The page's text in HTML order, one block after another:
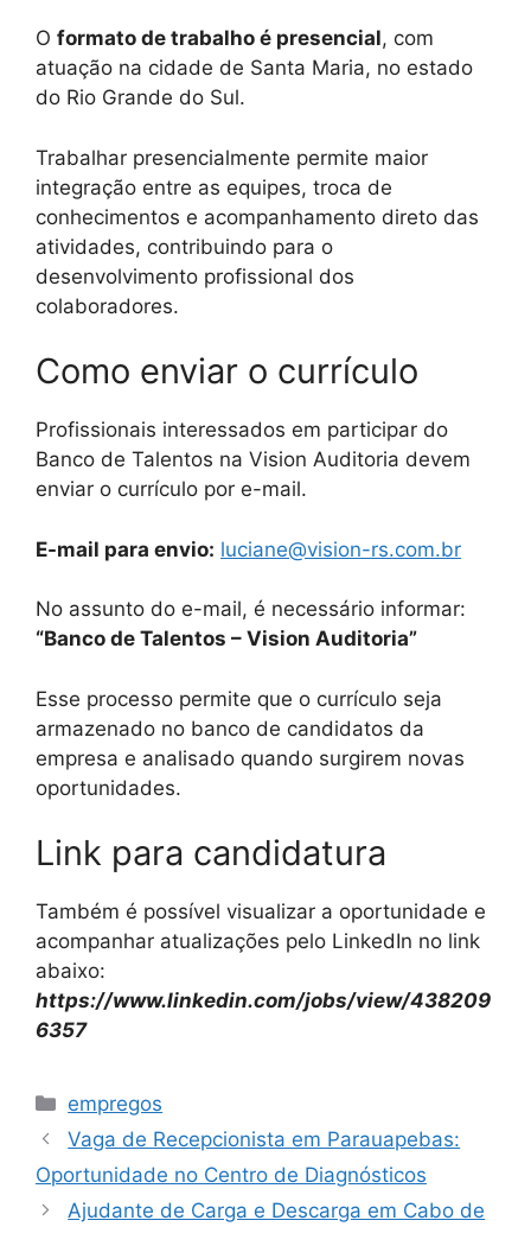
O formato de trabalho é presencial, com
atuação na cidade de Santa Maria, no estado
do Rio Grande do Sul.
Trabalhar presencialmente permite maior
integração entre as equipes, troca de
conhecimentos e acompanhamento direto das
atividades, contribuindo para o
desenvolvimento profissional dos
colaboradores.
Como enviar o currículo
Profissionais interessados em participar do
Banco de Talentos na Vision Auditoria devem
enviar o currículo por e-mail.
E-mail para envio: luciane@vision-rs.com.br
No assunto do e-mail, é necessário informar:
“Banco de Talentos – Vision Auditoria”
Esse processo permite que o currículo seja
armazenado no banco de candidatos da
empresa e analisado quando surgirem novas
oportunidades.
Link para candidatura
Também é possível visualizar a oportunidade e
acompanhar atualizações pelo LinkedIn no link
abaixo:
https://www.linkedin.com/jobs/view/438209
6357
Categories
empregos
Vaga de Recepcionista em Parauapebas:
Oportunidade no Centro de Diagnósticos
Ajudante de Carga e Descarga em Cabo de